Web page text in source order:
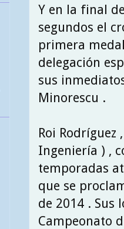
Y en la final
segundos el
primera
delegación
sus
Minorescu .
Roi
Ingeniería ) ,
temporadas
que se
de 2014 . Sus
Campeonato